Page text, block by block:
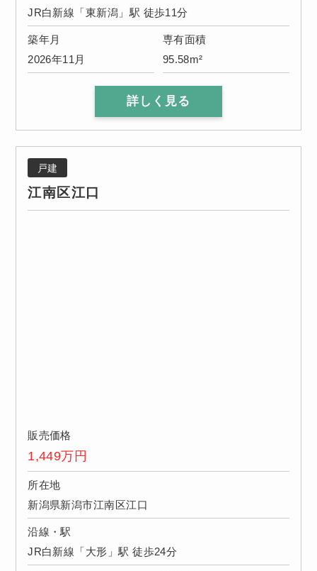
JR白新線「東新潟」駅 徒歩11分
築年月
2026年11月
専有面積
95.58m²
詳しく見る
戸建
江南区江口
販売価格
1,449万円
所在地
新潟県新潟市江南区江口
沿線・駅
JR白新線「大形」駅 徒歩24分